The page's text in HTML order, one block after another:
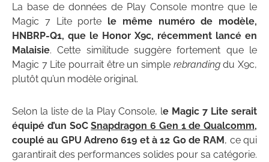
La base de données de Play Console montre que le
Magic 7 Lite porte le même numéro de modèle,
HNBRP-Q1, que le Honor X9c, récemment lancé en
Malaisie. Cette similitude suggère fortement que le
Magic 7 Lite pourrait être un simple rebrandingdu X9c,
plutôt qu’un modèle original.
Selon la liste de la Play Console, le Magic 7 Lite serait
équipé d’un SoCSnapdragon 6 Gen 1 de Qualcomm,
couplé au GPU Adreno 619 et à 12 Go de RAM, ce qui
garantirait des performances solides pour sa catégorie.